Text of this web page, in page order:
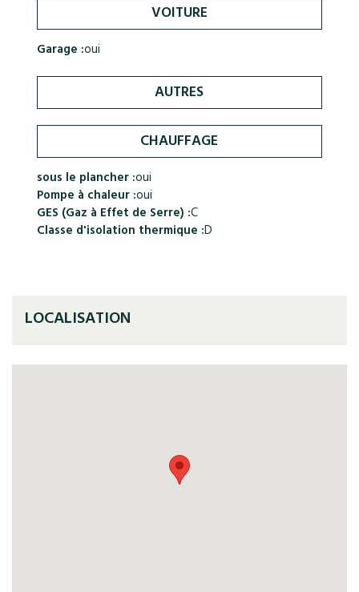
VOITURE
Garage :oui
AUTRES
CHAUFFAGE
sous le plancher :oui
Pompe à chaleur :oui
GES (Gaz à Effet de Serre) :C
Classe d'isolation thermique :D
LOCALISATION